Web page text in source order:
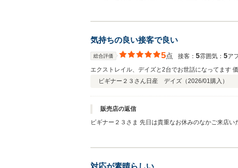
気持ちの良い接客で良い
総合評価 5点 接客： 5雰囲気： 5ア
エクストレイル、デイズと2台でお世話になってます
ビギナー２３さん 日産 デイズ（2026/01購入）
販売店の返信
ビギナー２３さま 先日は貴重なお休みのなかご来店いただき、クチコミを投稿していただき誠にありがとうございました。 弊社では長く大切にお車に乗っていただきたいと思い、ア
対応が素晴らしい